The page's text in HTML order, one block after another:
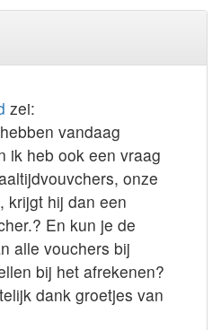
zei:
vandaag
ik heb ook een vraag
onze
krijgt hij dan een
En kun je de
alle vouchers bij
bij het afrekenen?
dank groetjes van